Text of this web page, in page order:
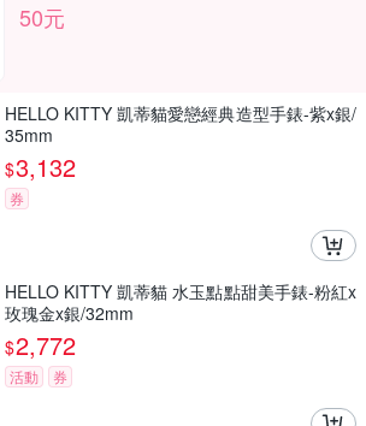
50元
HELLO KITTY 凱蒂貓愛戀經典造型手錶-紫x銀/
35mm
$3,132
券
HELLO KITTY 凱蒂貓 水玉點點甜美手錶-粉紅x
玫瑰金x銀/32mm
$2,772
活動 券